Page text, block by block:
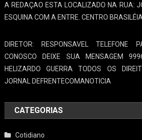
A REDAÇAO ESTA LOCALIZADO NA RUA:
ESQUINA COM A ENTRE. CENTRO
DIRETOR: RESPONSAVEL TELEFONE
CONOSCO DEIXE SUA MENSAGEM
HELIZARDO GUERRA TODOS OS
JORNAL DEFRENTECOMANOTICIA
CATEGORIAS
Cotidiano